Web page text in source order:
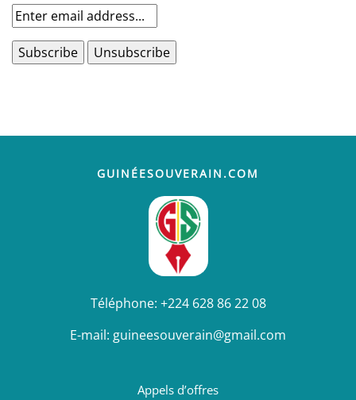
GUINÉESOUVERAIN.COM
Téléphone: +224 628 86 22 08
E-mail: guineesouverain@gmail.com
Appels d’offres